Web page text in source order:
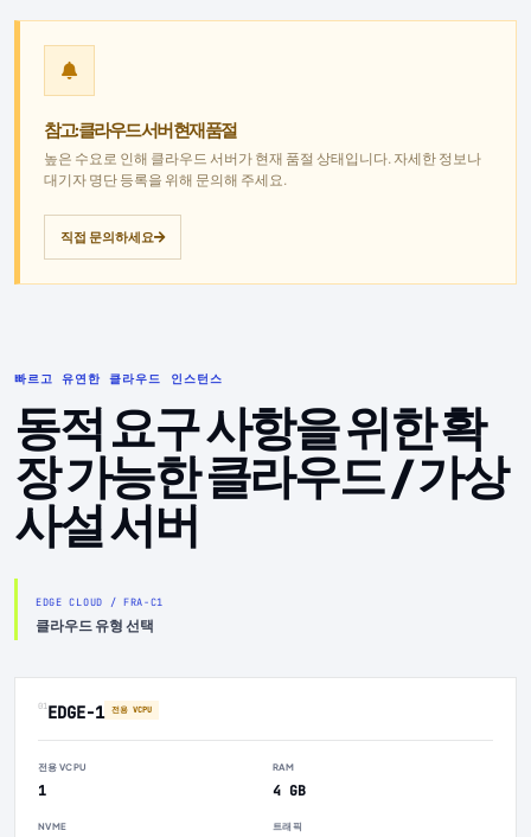
참고: 클라우드 서버 현재 품절
높은 수요로 인해 클라우드 서버가 현재 품절 상태입니다. 자세한 정보나
대기자 명단 등록을 위해 문의해 주세요.
직접 문의하세요
빠르고 유연한 클라우드 인스턴스
동적 요구 사항을 위한 확
장 가능한 클라우드 / 가상
사설 서버
EDGE CLOUD / FRA-C1
클라우드 유형 선택
01 EDGE-1 전용 VCPU
전용 VCPU
1
RAM
4 GB
NVME 트래픽